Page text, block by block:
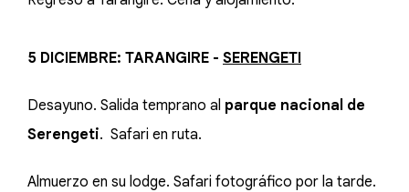
5 DICIEMBRE: TARANGIRE - SERENGETI
Desayuno. Salida temprano al parque nacional de
Serengeti. Safari en ruta.
Almuerzo en su lodge. Safari fotográfico por la tarde.